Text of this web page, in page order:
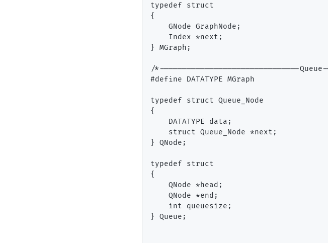
typedef struct
{
    GNode GraphNode;
    Index *next;
} MGraph;
/*-------------------------------
#define DATATYPE MGraph
typedef struct Queue_Node
{
    DATATYPE data;
    struct Queue_Node *next;
} QNode;
typedef struct
{
    QNode *head;
    QNode *end;
    int queuesize;
} Queue;